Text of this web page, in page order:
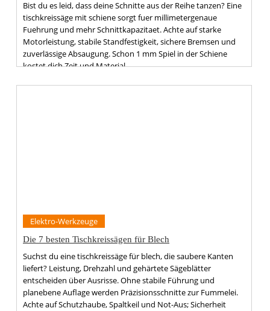
Bist du es leid, dass deine Schnitte aus der Reihe tanzen? Eine
tischkreissäge mit schiene sorgt fuer millimetergenaue
Fuehrung und mehr Schnittkapazitaet. Achte auf starke
Motorleistung, stabile Standfestigkeit, sichere Bremsen und
zuverlässige Absaugung. Schon 1 mm Spiel in der Schiene
kostet dich Zeit und Material.
Elektro-Werkzeuge
Die 7 besten Tischkreissägen für Blech
Suchst du eine tischkreissäge für blech, die saubere Kanten
liefert? Leistung, Drehzahl und gehärtete Sägeblätter
entscheiden über Ausrisse. Ohne stabile Führung und
planebene Auflage werden Präzisionsschnitte zur Fummelei.
Achte auf Schutzhaube, Spaltkeil und Not-Aus; Sicherheit